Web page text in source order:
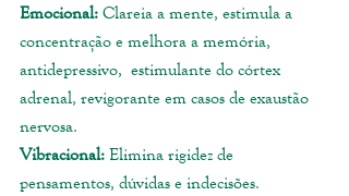
Emocional: Clareia a mente, estimula a
concentração e melhora a memória,
antidepressivo,  estimulante do córtex
adrenal, revigorante em casos de exaustão
nervosa.
Vibracional: Elimina rigidez de
pensamentos, dúvidas e indecisões.